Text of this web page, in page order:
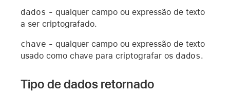
dados - qualquer campo ou expressão de texto
a ser criptografado.
chave - qualquer campo ou expressão de texto
usado como chave para criptografar os dados.
Tipo de dados retornado